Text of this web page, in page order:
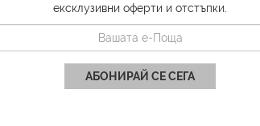
ексклузивни оферти и отстъпки.
АБОНИРАЙ СЕ СЕГА